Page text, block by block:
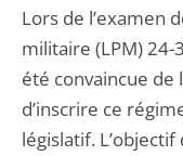
Lors de l’examen
militaire (LPM) 24-
été convaincue de
d’inscrire ce
législatif.